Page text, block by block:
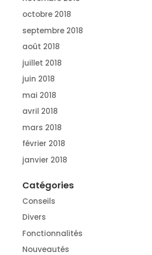
octobre 2018
septembre 2018
août 2018
juillet 2018
juin 2018
mai 2018
avril 2018
mars 2018
février 2018
janvier 2018
Catégories
Conseils
Divers
Fonctionnalités
Nouveautés